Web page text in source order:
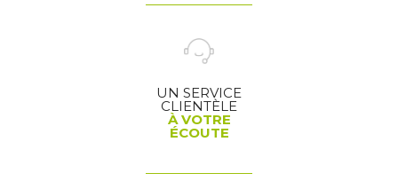
UN SERVICE
CLIENTÈLE
À VOTRE
ÉCOUTE